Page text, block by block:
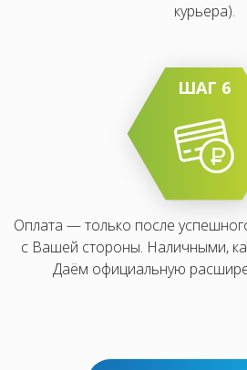
курьера).
ШАГ 6
Оплата — только после
с Вашей стороны. Наличными,
Даём официальную